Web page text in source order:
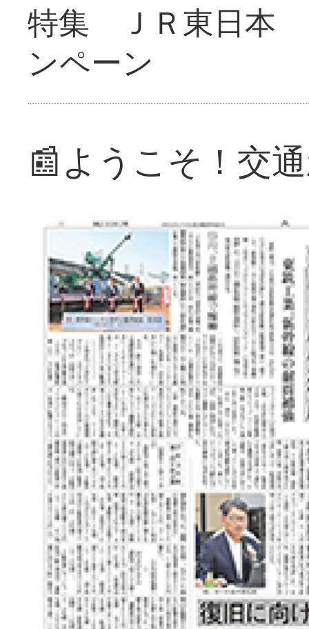
特集 ＪＲ東日本
ンペーン
📰ようこそ！交